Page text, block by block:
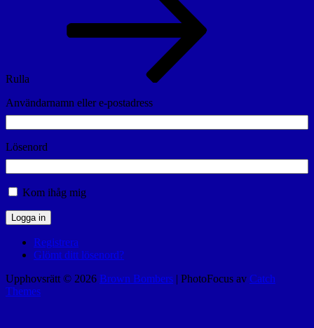
Rulla
Användarnamn eller e-postadress
Lösenord
Kom ihåg mig
Logga in
Registrera
Glömt ditt lösenord?
Upphovsrätt © 2026 Brown Bombers | PhotoFocus av Catch
Themes